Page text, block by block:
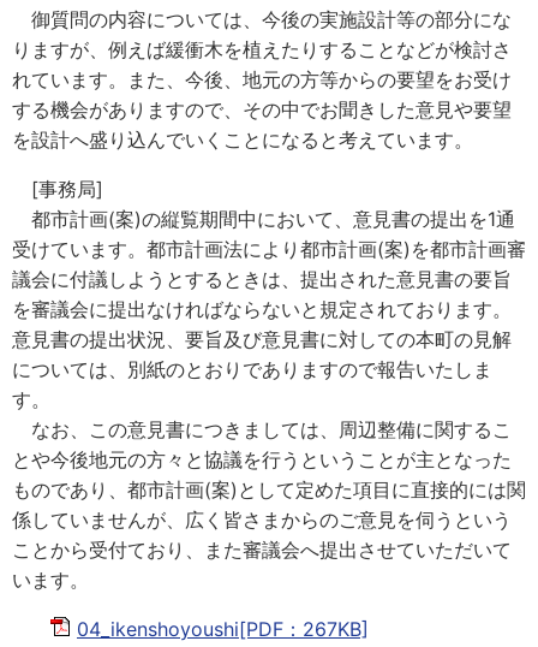
御質問の内容については、今後の実施設計等の部分にな
りますが、例えば緩衝木を植えたりすることなどが検討さ
れています。また、今後、地元の方等からの要望をお受け
する機会がありますので、その中でお聞きした意見や要望
を設計へ盛り込んでいくことになると考えています。
[事務局]
都市計画(案)の縦覧期間中において、意見書の提出を1通
受けています。都市計画法により都市計画(案)を都市計画審
議会に付議しようとするときは、提出された意見書の要旨
を審議会に提出なければならないと規定されております。
意見書の提出状況、要旨及び意見書に対しての本町の見解
については、別紙のとおりでありますので報告いたしま
す。
なお、この意見書につきましては、周辺整備に関するこ
とや今後地元の方々と協議を行うということが主となった
ものであり、都市計画(案)として定めた項目に直接的には関
係していませんが、広く皆さまからのご意見を伺うという
ことから受付ており、また審議会へ提出させていただいて
います。
04_ikenshoyoushi[PDF：267KB]